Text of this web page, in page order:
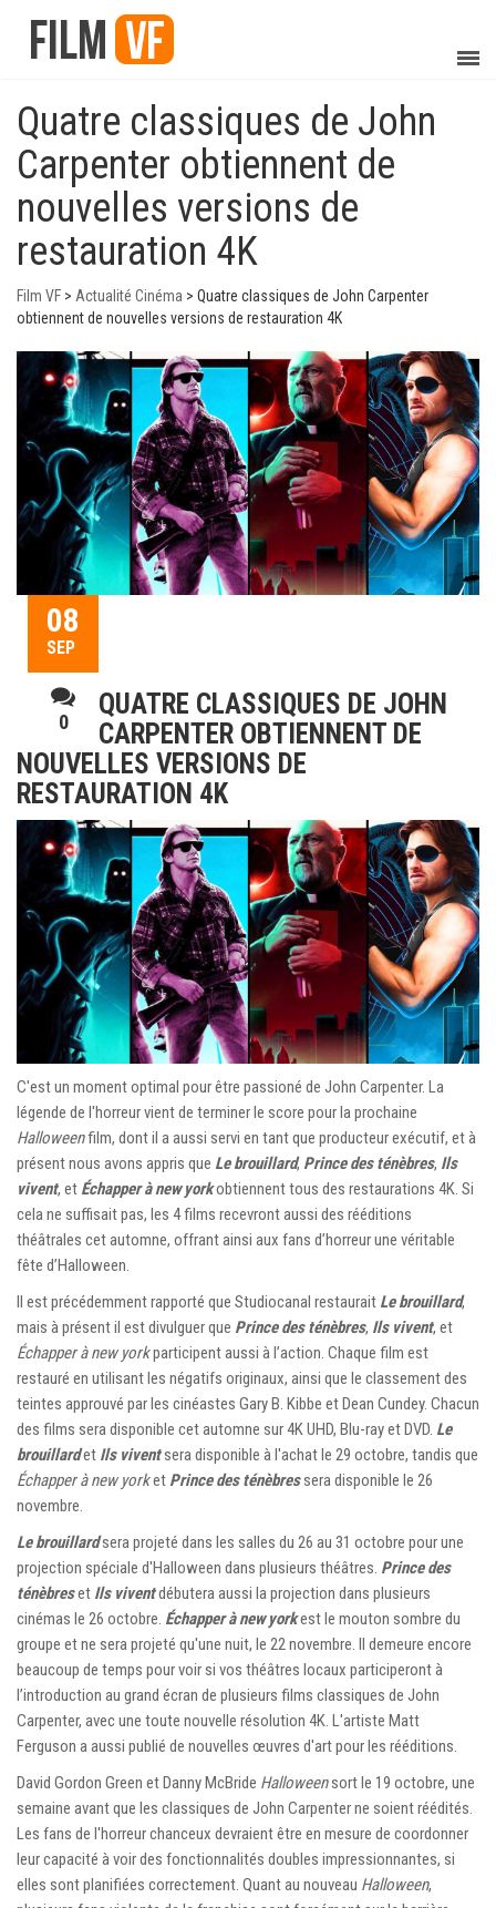
Quatre classiques de John
Carpenter obtiennent de
nouvelles versions de
restauration 4K
Film VF > Actualité Cinéma > Quatre classiques de John Carpenter
obtiennent de nouvelles versions de restauration 4K
08
SEP
0
QUATRE CLASSIQUES DE JOHN
CARPENTER OBTIENNENT DE
NOUVELLES VERSIONS DE
RESTAURATION 4K
C'est un moment optimal pour être passioné de John Carpenter. La
légende de l'horreur vient de terminer le score pour la prochaine
Halloweenfilm, dont il a aussi servi en tant que producteur exécutif, et à
présent nous avons appris que Le brouillard, Prince des ténèbres, Ils
vivent, et Échapper à new yorkobtiennent tous des restaurations 4K. Si
cela ne suffisait pas, les 4 films recevront aussi des rééditions
théâtrales cet automne, offrant ainsi aux fans d’horreur une véritable
fête d’Halloween.
Il est précédemment rapporté que Studiocanal restaurait Le brouillard,
mais à présent il est divulguer que Prince des ténèbres, Ils vivent, et
Échapper à new yorkparticipent aussi à l’action. Chaque film est
restauré en utilisant les négatifs originaux, ainsi que le classement des
teintes approuvé par les cinéastes Gary B. Kibbe et Dean Cundey. Chacun
des films sera disponible cet automne sur 4K UHD, Blu-ray et DVD. Le
brouillardet Ils viventsera disponible à l'achat le 29 octobre, tandis que
Échapper à new yorket Prince des ténèbressera disponible le 26
novembre.
Le brouillardsera projeté dans les salles du 26 au 31 octobre pour une
projection spéciale d'Halloween dans plusieurs théâtres. Prince des
ténèbreset Ils viventdébutera aussi la projection dans plusieurs
cinémas le 26 octobre. Échapper à new yorkest le mouton sombre du
groupe et ne sera projeté qu'une nuit, le 22 novembre. Il demeure encore
beaucoup de temps pour voir si vos théâtres locaux participeront à
l’introduction au grand écran de plusieurs films classiques de John
Carpenter, avec une toute nouvelle résolution 4K. L'artiste Matt
Ferguson a aussi publié de nouvelles œuvres d'art pour les rééditions.
David Gordon Green et Danny McBride Halloweensort le 19 octobre, une
semaine avant que les classiques de John Carpenter ne soient réédités.
Les fans de l'horreur chanceux devraient être en mesure de coordonner
leur capacité à voir des fonctionnalités doubles impressionnantes, si
elles sont planifiées correctement. Quant au nouveau Halloween,